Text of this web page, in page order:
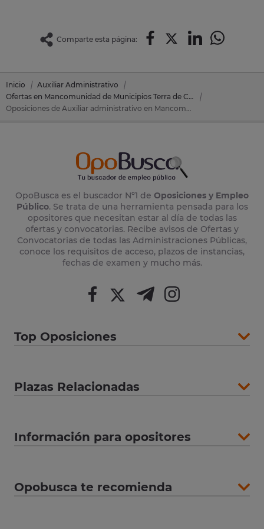
Comparte esta página:
Inicio
Auxiliar Administrativo
Ofertas en Mancomunidad de Municipios Terra de Celanova
Oposiciones de Auxiliar administrativo en Mancomunidad de Municipios Terra de Celanova (Orense)
OpoBusca es el buscador Nº1 de Oposiciones y Empleo
Público. Se trata de una herramienta pensada para los
opositores que necesitan estar al día de todas las
ofertas y convocatorias. Recibe avisos de Ofertas y
Convocatorias de todas las Administraciones Públicas,
conoce los requisitos de acceso, plazos de instancias,
fechas de examen y mucho más.
Top Oposiciones
Plazas Relacionadas
Información para opositores
Opobusca te recomienda